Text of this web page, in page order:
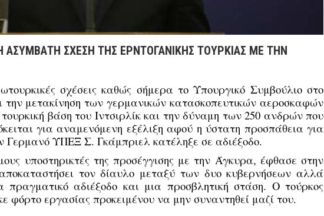
ΑΣΥΜΒΑΤΗ ΣΧΕΣΗ ΤΗΣ ΕΡΝΤΟΓΑΝΙΚΗΣ ΤΟΥΡΚΙΑΣ ΜΕ ΤΗΝ
σχέσεις καθώς σήμερα το Υπουργικό Συμβούλιο στο
μετακίνηση των γερμανικών κατασκοπευτικών αεροσκαφών
βάση του Ιντσιρλίκ και την δύναμη των 250 ανδρών που
για αναμενόμενη εξέλιξη αφού η ύστατη προσπάθεια για
Γερμανό ΥΠΕΞ Σ. Γκάμπριελ κατέληξε σε αδιέξοδο.
υποστηρικτές της προσέγγισης με την Άγκυρα, έφθασε στην
τον δίαυλο μεταξύ των δυο κυβερνήσεων αλλά
πραγματικό αδιέξοδο και μια προσβλητική στάση. Ο τούρκος
φόρτο εργασίας προκειμένου να μην συναντηθεί μαζί του.